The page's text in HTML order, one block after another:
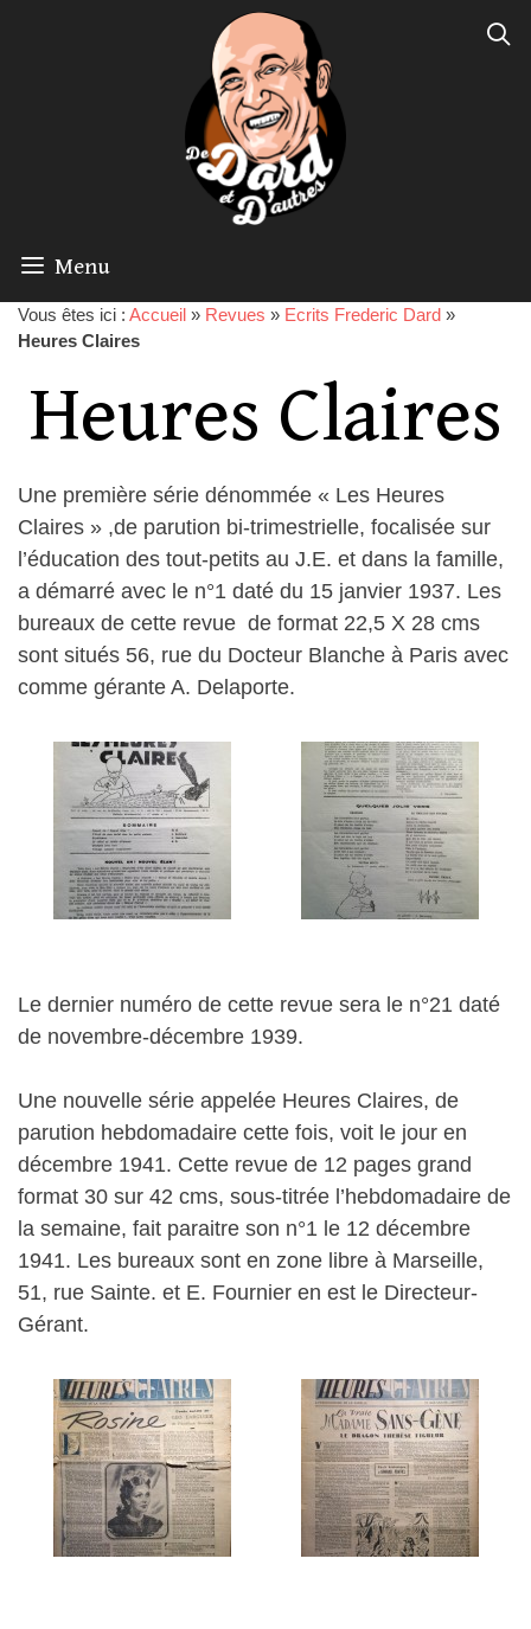
Menu
Vous êtes ici : Accueil » Revues » Ecrits Frederic Dard »
Heures Claires
Heures Claires
Une première série dénommée « Les Heures
Claires » ,de parution bi-trimestrielle, focalisée sur
l’éducation des tout-petits au J.E. et dans la famille,
a démarré avec le n°1 daté du 15 janvier 1937. Les
bureaux de cette revue de format 22,5 X 28 cms
sont situés 56, rue du Docteur Blanche à Paris avec
comme gérante A. Delaporte.
Le dernier numéro de cette revue sera le n°21 daté
de novembre-décembre 1939.
Une nouvelle série appelée Heures Claires, de
parution hebdomadaire cette fois, voit le jour en
décembre 1941. Cette revue de 12 pages grand
format 30 sur 42 cms, sous-titrée l’hebdomadaire de
la semaine, fait paraitre son n°1 le 12 décembre
1941. Les bureaux sont en zone libre à Marseille,
51, rue Sainte. et E. Fournier en est le Directeur-
Gérant.